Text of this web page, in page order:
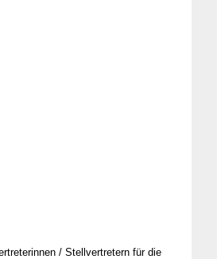
/ Stellvertretern für die